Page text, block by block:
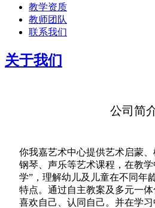
教学资质
教师团队
联系我们
关于我们
公司简
你我嘉艺术中心提供艺术启蒙、
钢琴、声乐等艺术课程，在教
学”，理解幼儿及儿童在不同年
特点。通过自主教案及多元一
喜欢自己、认同自己。并在学